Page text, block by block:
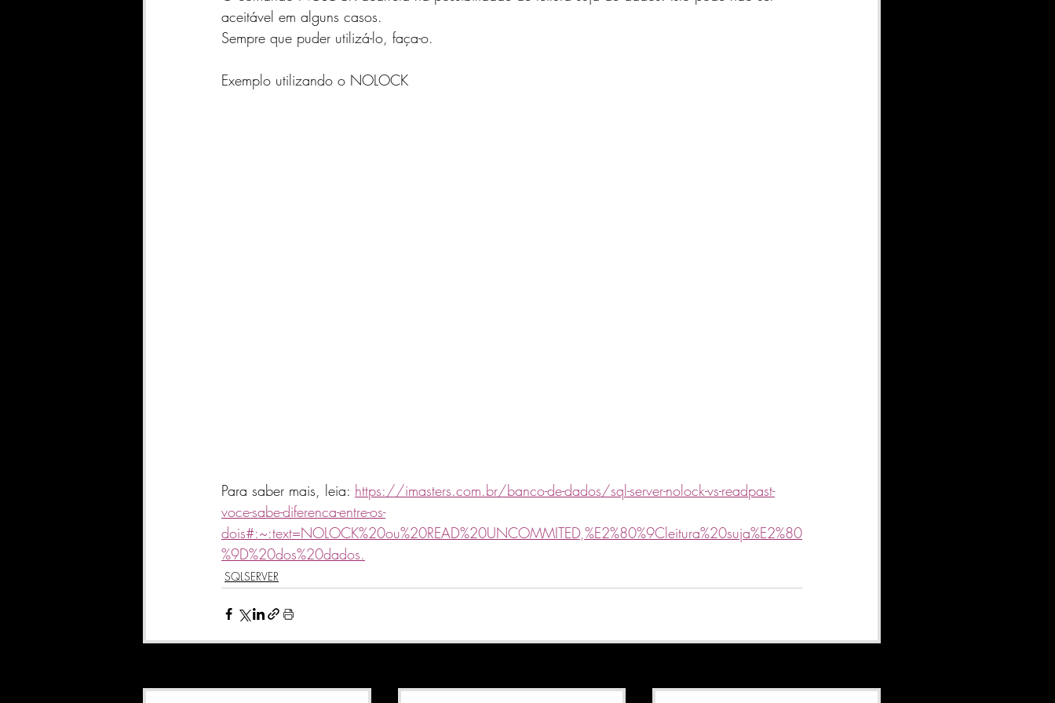
SharePoint INDICADORES e MÉTRICAS JAVASCRIPT SQLITE MySQL
Qlik Sense AWS MicroPython e Raspberry
aceitável em alguns casos.
Sempre que puder utilizá-lo, faça-o.
Exemplo utilizando o NOLOCK
Para saber mais, leia: https://imasters.com.br/banco-de-dados/sql-server-nolock-vs-readpast-
voce-sabe-diferenca-entre-os-
dois#:~:text=NOLOCK%20ou%20READ%20UNCOMMITED,%E2%80%9Cleitura%20suja%E2%80
%9D%20dos%20dados.
SQLSERVER